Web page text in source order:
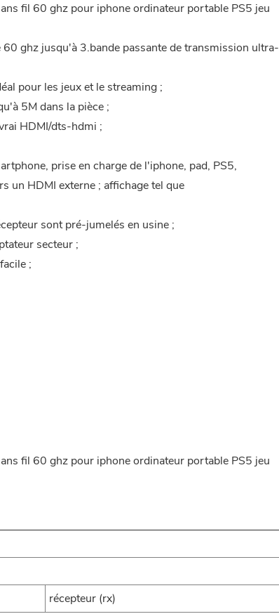
fil 60 ghz pour iphone ordinateur portable PS5 jeu
ghz jusqu'à 3.bande passante de transmission ultra-
pour les jeux et le streaming ;
5M dans la pièce ;
HDMI/dts-hdmi ;
prise en charge de l'iphone, pad, PS5,
un HDMI externe ; affichage tel que
sont pré-jumelés en usine ;
secteur ;
;
fil 60 ghz pour iphone ordinateur portable PS5 jeu
récepteur (rx)